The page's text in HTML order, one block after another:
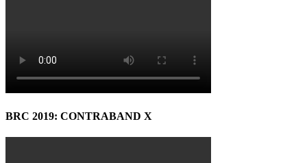
BRC 2019: CONTRABAND X